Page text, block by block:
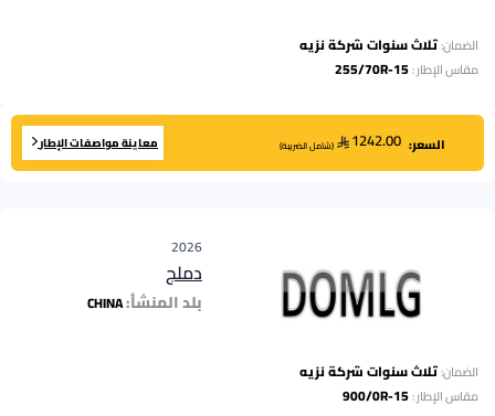
الضمان:ثلاث سنوات شركة نزيه
مقاس الإطار:
255/70R-15
السعر: 1242.00
(شامل الضريبة) معاينة مواصفات الإطار
2026
دملج
بلد المنشأ:CHINA
الضمان:ثلاث سنوات شركة نزيه
مقاس الإطار:
900/0R-15